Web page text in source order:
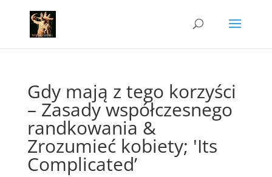
Gdy mają z tego korzyści
– Zasady współczesnego
randkowania &
Zrozumieć kobiety; 'Its
Complicated’